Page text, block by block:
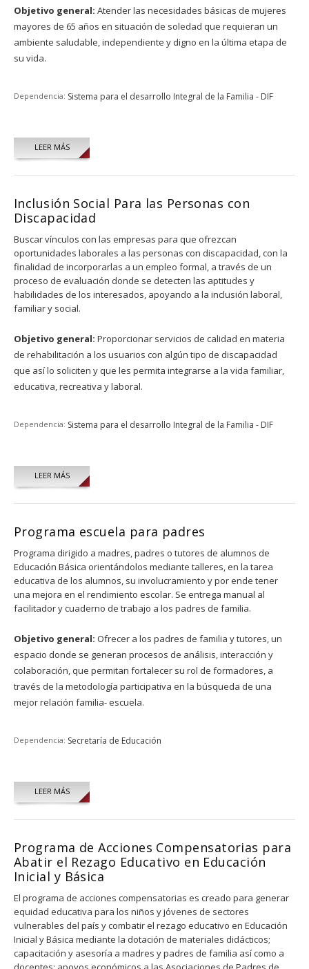
Objetivo general: Atender las necesidades básicas de mujeres
mayores de 65 años en situación de soledad que requieran un
ambiente saludable, independiente y digno en la última etapa de
su vida.
Dependencia: Sistema para el desarrollo Integral de la Familia - DIF
LEER MÁS
Inclusión Social Para las Personas con
Discapacidad
Buscar vínculos con las empresas para que ofrezcan
oportunidades laborales a las personas con discapacidad, con la
finalidad de incorporarlas a un empleo formal, a través de un
proceso de evaluación donde se detecten las aptitudes y
habilidades de los interesados, apoyando a la inclusión laboral,
familiar y social.
Objetivo general: Proporcionar servicios de calidad en materia
de rehabilitación a los usuarios con algún tipo de discapacidad
que así lo soliciten y que les permita integrarse a la vida familiar,
educativa, recreativa y laboral.
Dependencia: Sistema para el desarrollo Integral de la Familia - DIF
LEER MÁS
Programa escuela para padres
Programa dirigido a madres, padres o tutores de alumnos de
Educación Básica orientándolos mediante talleres, en la tarea
educativa de los alumnos, su involucramiento y por ende tener
una mejora en el rendimiento escolar. Se entrega manual al
facilitador y cuaderno de trabajo a los padres de familia.
Objetivo general: Ofrecer a los padres de familia y tutores, un
espacio donde se generan procesos de análisis, interacción y
colaboración, que permitan fortalecer su rol de formadores, a
través de la metodología participativa en la búsqueda de una
mejor relación familia- escuela.
Dependencia: Secretaría de Educación
LEER MÁS
Programa de Acciones Compensatorias para
Abatir el Rezago Educativo en Educación
Inicial y Básica
El programa de acciones compensatorias es creado para generar
equidad educativa para los niños y jóvenes de sectores
vulnerables del país y combatir el rezago educativo en Educación
Inicial y Básica mediante la dotación de materiales didácticos;
capacitación y asesoría a madres y padres de familia así como a